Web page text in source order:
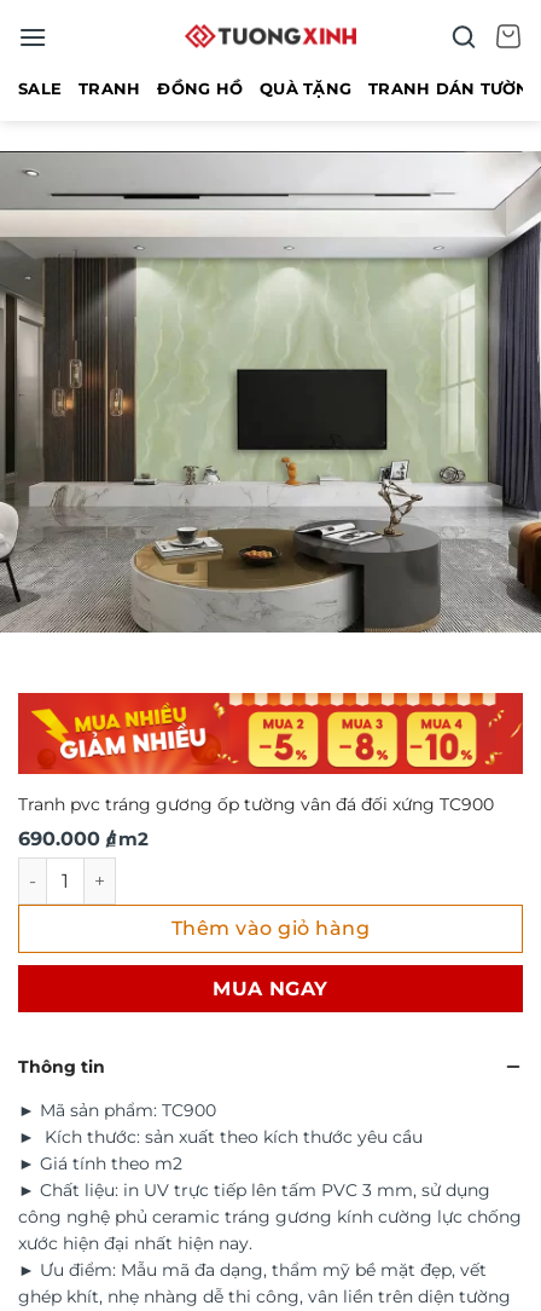
qua
SALE TRANH ĐỒNG HỒ QUÀ TẶNG TRANH DÁN
Tranh pvc tráng gương ốp tường vân đá đối xứng TC900
690.000 ₫
/ m2
Tranh pvc tráng gương ốp tường vân đá đối xứng TC900
Thêm vào giỏ hàng
MUA NGAY
Thông tin
► Mã sản phẩm: TC900
► Kích thước: sản xuất theo kích thước yêu cầu
► Giá tính theo m2
► Chất liệu: in UV trực tiếp lên tấm PVC 3 mm, sử dụng
công nghệ phủ ceramic tráng gương kính cường lực chống
xước hiện đại nhất hiện nay.
► Ưu điểm: Mẫu mã đa dạng, thẩm mỹ bề mặt đẹp, vết
ghép khít, nhẹ nhàng dễ thi công, vân liền trên diện tường